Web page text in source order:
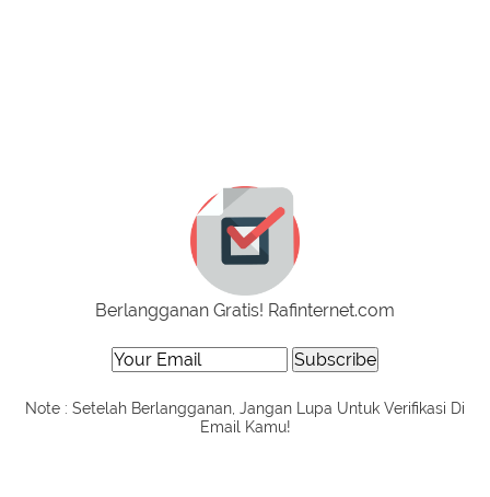
Berlangganan Gratis! Rafinternet.com
Note : Setelah Berlangganan, Jangan Lupa Untuk Verifikasi Di
Email Kamu!